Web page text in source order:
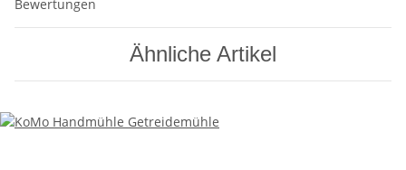
Bewertungen
Ähnliche Artikel